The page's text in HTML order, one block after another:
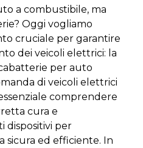
a combustibile, ma
Oggi vogliamo
cruciale per garantire
dei veicoli elettrici: la
per auto
di veicoli elettrici
comprendere
cura e
dispositivi per
sicura ed efficiente. In